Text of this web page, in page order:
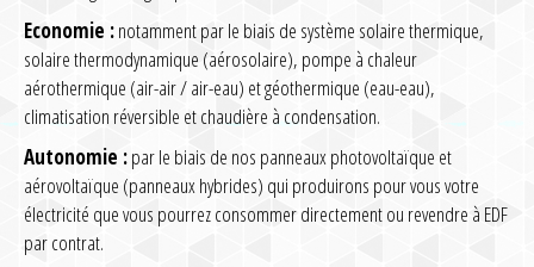
Economie :notamment par le biais de système solaire thermique,
solaire thermodynamique (aérosolaire), pompe à chaleur
aérothermique (air-air / air-eau) et géothermique (eau-eau),
climatisation réversible et chaudière à condensation.
Autonomie :par le biais de nos panneaux photovoltaïque et
aérovoltaïque (panneaux hybrides) qui produirons pour vous votre
électricité que vous pourrez consommer directement ou revendre à EDF
par contrat.